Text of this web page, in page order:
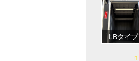
LBタイプ